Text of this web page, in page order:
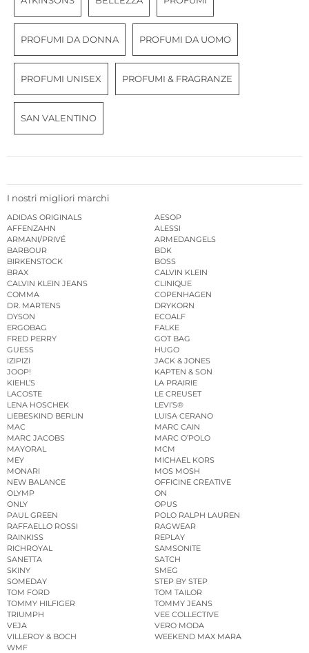
PROFUMI DA DONNA PROFUMI DA UOMO
PROFUMI UNISEX PROFUMI & FRAGRANZE
SAN VALENTINO
I nostri migliori marchi
ADIDAS ORIGINALS
AESOP
AFFENZAHN
ALESSI
ARMANI/PRIVÉ
ARMEDANGELS
BARBOUR
BDK
BIRKENSTOCK
BOSS
BRAX
CALVIN KLEIN
CALVIN KLEIN JEANS
CLINIQUE
COMMA
COPENHAGEN
DR. MARTENS
DRYKORN
DYSON
ECOALF
ERGOBAG
FALKE
FRED PERRY
GOT BAG
GUESS
HUGO
IZIPIZI
JACK & JONES
JOOP!
KAPTEN & SON
KIEHL’S
LA PRAIRIE
LACOSTE
LE CREUSET
LENA HOSCHEK
LEVI’S®
LIEBESKIND BERLIN
LUISA CERANO
MAC
MARC CAIN
MARC JACOBS
MARC O’POLO
MAYORAL
MCM
MEY
MICHAEL KORS
MONARI
MOS MOSH
NEW BALANCE
OFFICINE CREATIVE
OLYMP
ON
ONLY
OPUS
PAUL GREEN
POLO RALPH LAUREN
RAFFAELLO ROSSI
RAGWEAR
RAINKISS
REPLAY
RICHROYAL
SAMSONITE
SANETTA
SATCH
SKINY
SMEG
SOMEDAY
STEP BY STEP
TOM FORD
TOM TAILOR
TOMMY HILFIGER
TOMMY JEANS
TRIUMPH
VEE COLLECTIVE
VEJA
VERO MODA
VILLEROY & BOCH
WEEKEND MAX MARA
WMF